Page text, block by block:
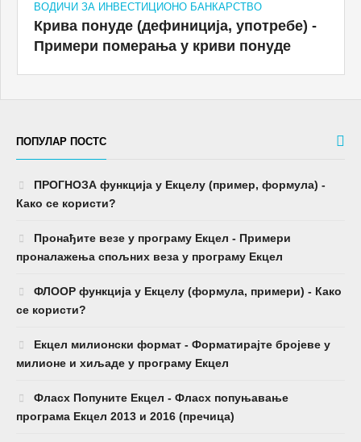
ВОДИЧИ ЗА ИНВЕСТИЦИОНО БАНКАРСТВО
Крива понуде (дефиниција, употребе) -
Примери померања у криви понуде
ПОПУЛАР ПОСТС
ПРОГНОЗА функција у Екцелу (пример, формула) -
Како се користи?
Пронађите везе у програму Екцел - Примери
проналажења спољних веза у програму Екцел
ФЛООР функција у Екцелу (формула, примери) - Како
се користи?
Екцел милионски формат - Форматирајте бројеве у
милионе и хиљаде у програму Екцел
Фласх Попуните Екцел - Фласх попуњавање
програма Екцел 2013 и 2016 (пречица)